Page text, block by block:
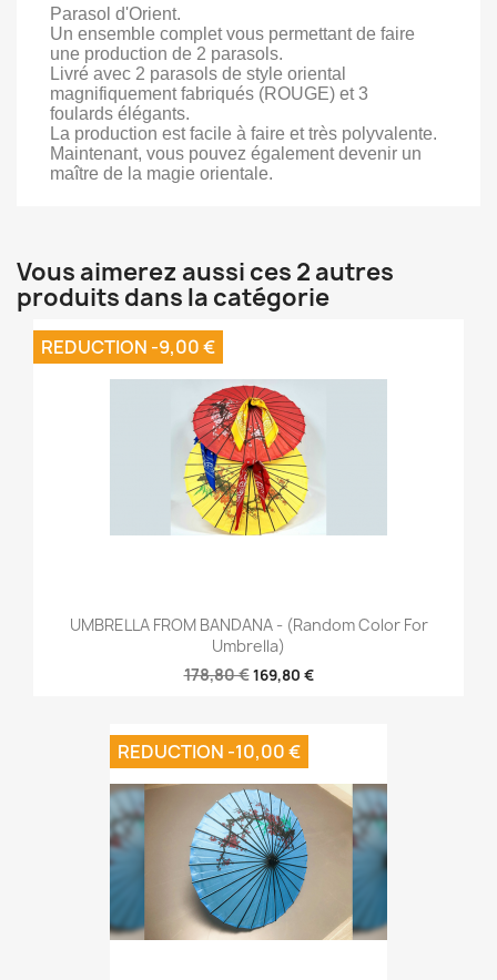
Parasol d'Orient.
Un ensemble complet vous permettant de faire
une production de 2 parasols.
Livré avec 2 parasols de style oriental
magnifiquement fabriqués (ROUGE) et 3
foulards élégants.
La production est facile à faire et très polyvalente.
Maintenant, vous pouvez également devenir un
maître de la magie orientale.
Vous aimerez aussi ces 2 autres
produits dans la catégorie
UMBRELLA FROM BANDANA - (random Color For
Umbrella)
178,80 €169,80 €
REDUCTION -9,00 €
REDUCTION -10,00 €